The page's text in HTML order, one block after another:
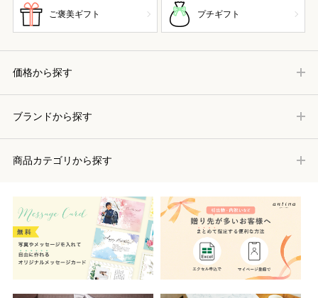
ご褒美ギフト プチギフト
価格から探す
ブランドから探す
商品カテゴリから探す